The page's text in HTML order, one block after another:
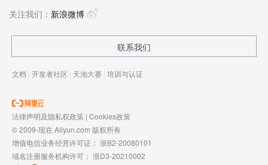
关注我们： 新浪微博
联系我们
文档 | 开发者社区 | 天池大赛 | 培训与认证
法律声明及隐私权政策 | Cookies政策
© 2009-现在 Aliyun.com 版权所有
增值电信业务经营许可证： 浙B2-20080101
域名注册服务机构许可： 浙D3-20210002